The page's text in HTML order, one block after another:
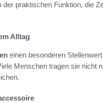
der praktischen Funktion, die
Alltag
einen besonderen
Menschen tragen sie nicht